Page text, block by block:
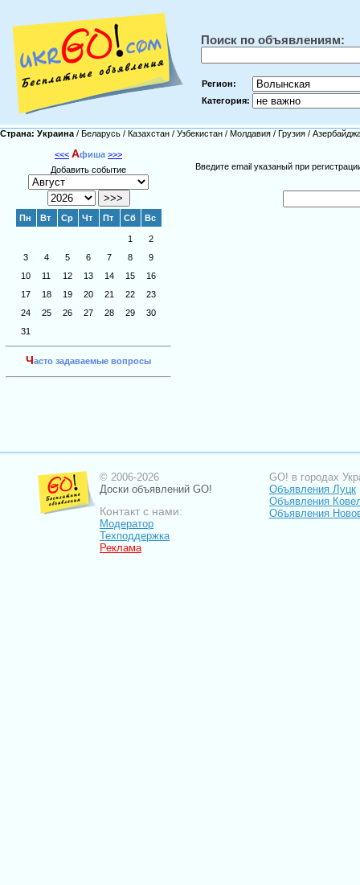
Поиск по объявлениям:
Регион:
Категория:
Страна: Украина / Беларусь / Казахстан / Узбекистан / Молдавия / Грузия /
<<< Афиша >>>
Добавить событие
Пн Вт Ср Чт Пт Сб Вс
1
2
3
4 5 6 7 8
9
10
11 12 13 14 15
16
17
18 19 20 21 22
23
24
25 26 27 28 29
30
31
Часто задаваемые вопросы
Введите email указаный при
© 2006-2026
Доски объявлений GO!
Контакт с нами:
Модератор
Техподдержка
Реклама
GO! в городах
Объявления Луцк
Объявления
Объявления